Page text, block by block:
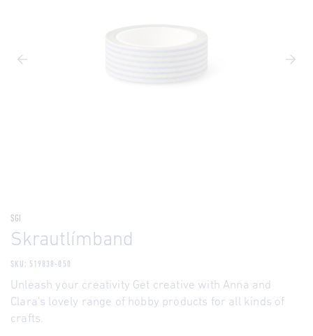
SGI
Skrautlímband
SKU: 519838-050
Unleash your creativity Get creative with Anna and
Clara's lovely range of hobby products for all kinds of
crafts.